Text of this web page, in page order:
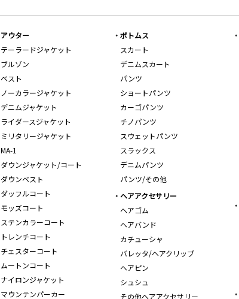
アウター
テーラードジャケット
ブルゾン
ベスト
ノーカラージャケット
デニムジャケット
ライダースジャケット
ミリタリージャケット
MA-1
ダウンジャケット/コート
ダウンベスト
ダッフルコート
モッズコート
ステンカラーコート
トレンチコート
チェスターコート
ムートンコート
ナイロンジャケット
マウンテンパーカー
ボトムス
スカート
デニムスカート
パンツ
ショートパンツ
カーゴパンツ
チノパンツ
スウェットパンツ
スラックス
デニムパンツ
パンツ/その他
ヘアアクセサリー
ヘアゴム
ヘアバンド
カチューシャ
バレッタ/ヘアクリップ
ヘアピン
シュシュ
その他ヘアアクセサリー